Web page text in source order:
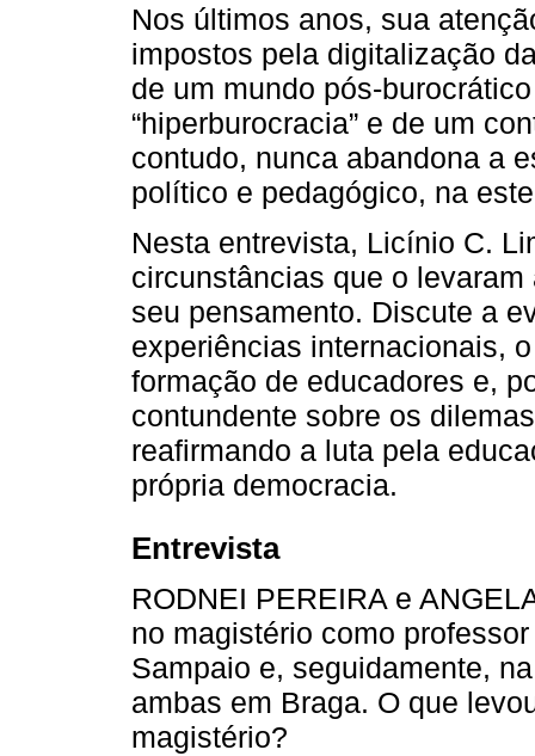
Nos últimos anos, sua
impostos pela digitalização
de um mundo pós-
“hiperburocracia” e de um
contudo, nunca abandona a
político e pedagógico, na
Nesta entrevista, Licínio C.
circunstâncias que o
seu pensamento. Discute a
experiências internacionais,
formação de educadores e,
contundente sobre os
reafirmando a luta pela
própria democracia.
Entrevista
RODNEI PEREIRA e
no magistério como
Sampaio e, seguidamente,
ambas em Braga. O que
magistério?